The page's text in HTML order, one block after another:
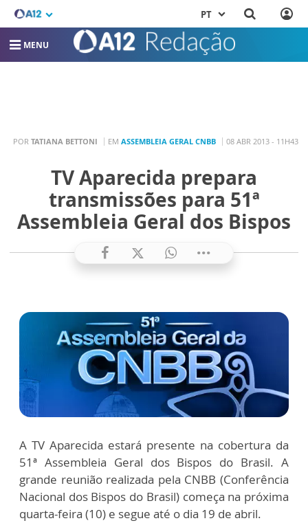
PT
MENU
POR TATIANA BETTONI EM ASSEMBLEIA GERAL CNBB 08 ABR 2013 - 11H43
TV Aparecida prepara
transmissões para 51ª
Assembleia Geral dos Bispos
A TV Aparecida estará presente na cobertura da
51ª Assembleia Geral dos Bispos do Brasil. A
grande reunião realizada pela CNBB (Conferência
Nacional dos Bispos do Brasil) começa na próxima
quarta-feira (10) e segue até o dia 19 de abril.